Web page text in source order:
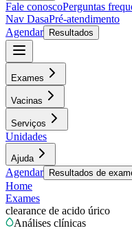
Fale conoscoPerguntas
Nav DasaPré-atendimento
Agendar
Resultados
Exames
Vacinas
Serviços
Unidades
Ajuda
Agendar Resultados de
Home
Exames
clearance de acido úrico
Análises clínicas